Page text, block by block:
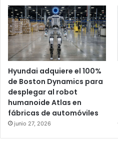
Hyundai adquiere el 100%
de Boston Dynamics para
desplegar al robot
humanoide Atlas en
fábricas de automóviles
junio 27, 2026